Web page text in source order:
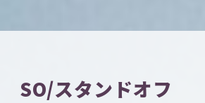
SO/スタンドオフ